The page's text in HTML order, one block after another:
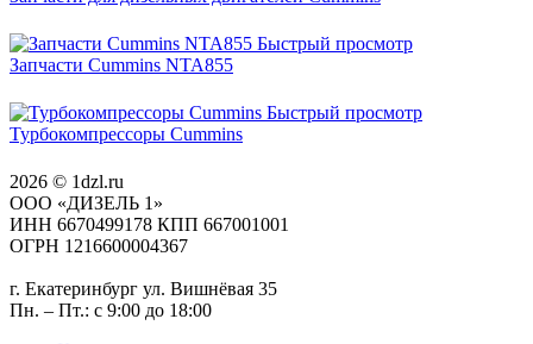
Быстрый просмотр
Запчасти Cummins NTA855
Быстрый просмотр
Турбокомпрессоры Cummins
2026 © 1dzl.ru
ООО «ДИЗЕЛЬ 1»
ИНН 6670499178 КПП 667001001
ОГРН 1216600004367
г. Екатеринбург ул. Вишнёвая 35
Пн. – Пт.: с 9:00 до 18:00